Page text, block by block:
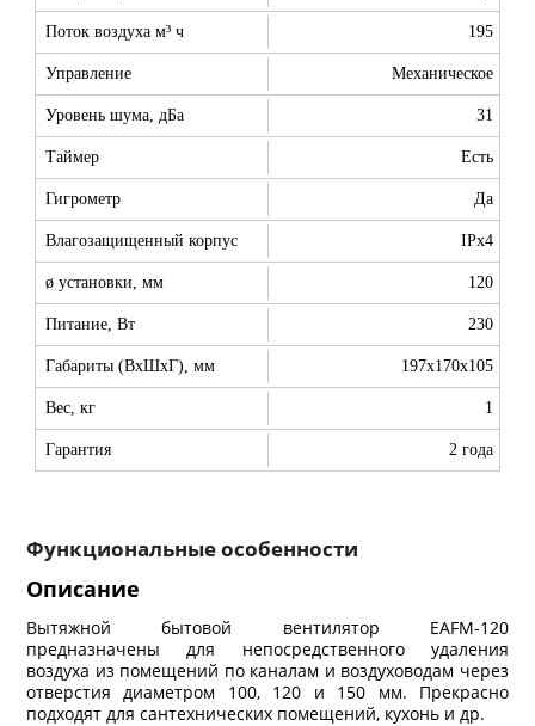
Поток воздуха м³ ч 195
Управление Механическое
Уровень шума, дБа 31
Таймер Есть
Гигрометр Да
Влагозащищенный корпус IPx4
ø установки, мм 120
Питание, Вт 230
Габариты (ВхШхГ), мм 197x170x105
Вес, кг 1
Гарантия 2 года
Функциональные особенности
Описание
Вытяжной бытовой вентилятор EAFM-120
предназначены для непосредственного удаления
воздуха из помещений по каналам и воздуховодам через
отверстия диаметром 100, 120 и 150 мм. Прекрасно
подходят для сантехнических помещений, кухонь и др.